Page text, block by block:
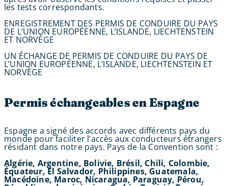
les tests correspondants.
ENREGISTREMENT DES PERMIS DE CONDUIRE DU PAYS
DE L’UNION EUROPÉENNE, L’ISLANDE, LIECHTENSTEIN
ET NORVÈGE
UN ÉCHANGE DE PERMIS DE CONDUIRE DU PAYS DE
L’UNION EUROPÉENNE, L’ISLANDE, LIECHTENSTEIN ET
NORVÈGE
Permis échangeables en Espagne
Espagne a signé des accords avec différents pays du
monde pour faciliter l’accès aux conducteurs étrangers
résidant dans notre pays. Pays de la Convention sont :
Algérie, Argentine, Bolivie, Brésil, Chili, Colombie,
Équateur, El Salvador, Philippines, Guatemala,
Macédoine, Maroc, Nicaragua, Paraguay, Pérou,